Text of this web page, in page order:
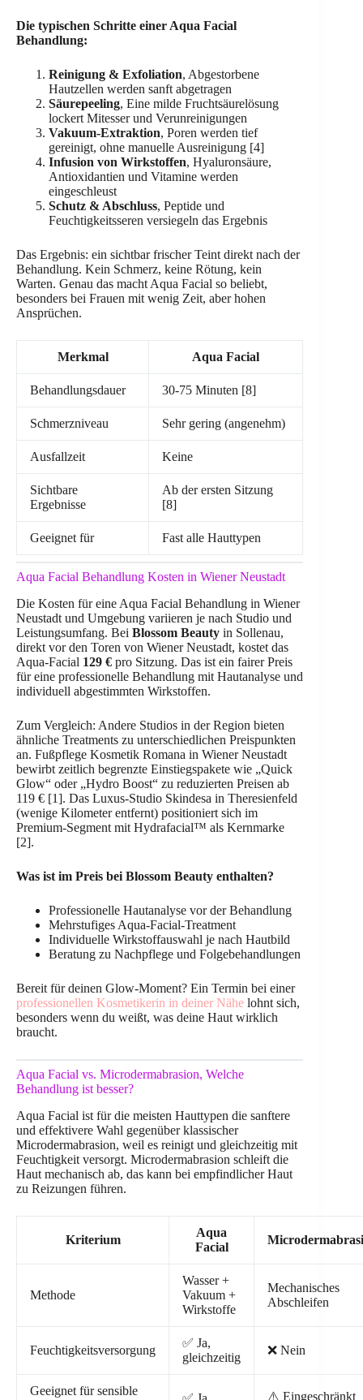
Die typischen Schritte einer Aqua Facial
Behandlung:
Reinigung & Exfoliation, Abgestorbene
Hautzellen werden sanft abgetragen
Säurepeeling, Eine milde Fruchtsäurelösung
lockert Mitesser und Verunreinigungen
Vakuum-Extraktion, Poren werden tief
gereinigt, ohne manuelle Ausreinigung [4]
Infusion von Wirkstoffen, Hyaluronsäure,
Antioxidantien und Vitamine werden
eingeschleust
Schutz & Abschluss, Peptide und
Feuchtigkeitsseren versiegeln das Ergebnis
Das Ergebnis: ein sichtbar frischer Teint direkt nach der
Behandlung. Kein Schmerz, keine Rötung, kein
Warten. Genau das macht Aqua Facial so beliebt,
besonders bei Frauen mit wenig Zeit, aber hohen
Ansprüchen.
Merkmal Aqua Facial
Behandlungsdauer 30-75 Minuten [8]
Schmerzniveau Sehr gering (angenehm)
Ausfallzeit Keine
Sichtbare
Ergebnisse
Ab der ersten Sitzung
[8]
Geeignet für Fast alle Hauttypen
Aqua Facial Behandlung Kosten in Wiener Neustadt
Die Kosten für eine Aqua Facial Behandlung in Wiener
Neustadt und Umgebung variieren je nach Studio und
Leistungsumfang. Bei Blossom Beauty in Sollenau,
direkt vor den Toren von Wiener Neustadt, kostet das
Aqua-Facial 129 € pro Sitzung. Das ist ein fairer Preis
für eine professionelle Behandlung mit Hautanalyse und
individuell abgestimmten Wirkstoffen.
Zum Vergleich: Andere Studios in der Region bieten
ähnliche Treatments zu unterschiedlichen Preispunkten
an. Fußpflege Kosmetik Romana in Wiener Neustadt
bewirbt zeitlich begrenzte Einstiegspakete wie „Quick
Glow“ oder „Hydro Boost“ zu reduzierten Preisen ab
119 € [1]. Das Luxus-Studio Skindesa in Theresienfeld
(wenige Kilometer entfernt) positioniert sich im
Premium-Segment mit Hydrafacial™ als Kernmarke
[2].
Was ist im Preis bei Blossom Beauty enthalten?
Professionelle Hautanalyse vor der Behandlung
Mehrstufiges Aqua-Facial-Treatment
Individuelle Wirkstoffauswahl je nach Hautbild
Beratung zu Nachpflege und Folgebehandlungen
Bereit für deinen Glow-Moment? Ein Termin bei einer
professionellen Kosmetikerin in deiner Nähe lohnt sich,
besonders wenn du weißt, was deine Haut wirklich
braucht.
Aqua Facial vs. Microdermabrasion, Welche
Behandlung ist besser?
Aqua Facial ist für die meisten Hauttypen die sanftere
und effektivere Wahl gegenüber klassischer
Microdermabrasion, weil es reinigt und gleichzeitig mit
Feuchtigkeit versorgt. Microdermabrasion schleift die
Haut mechanisch ab, das kann bei empfindlicher Haut
zu Reizungen führen.
Kriterium
Aqua
Facial
Methode
Wasser +
Vakuum +
Wirkstoffe
Mechanisches
Abschleifen
Feuchtigkeitsversorgung
✅ Ja,
gleichzeitig
❌ Nein
Geeignet für sensible
⚠️ Eingeschränkt